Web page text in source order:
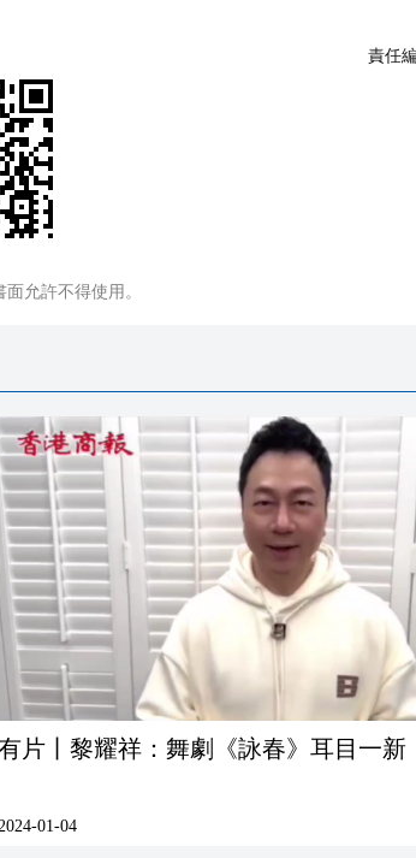
責任
允許不得使用。
片丨黎耀祥：舞劇《詠春》耳目一新
2024-01-04